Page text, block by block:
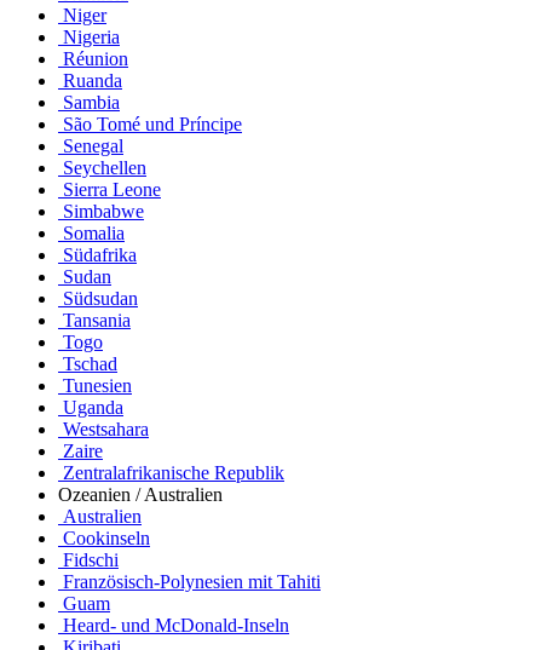
Niger
Nigeria
Réunion
Ruanda
Sambia
São Tomé und Príncipe
Senegal
Seychellen
Sierra Leone
Simbabwe
Somalia
Südafrika
Sudan
Südsudan
Tansania
Togo
Tschad
Tunesien
Uganda
Westsahara
Zaire
Zentralafrikanische Republik
Ozeanien / Australien
Australien
Cookinseln
Fidschi
Französisch-Polynesien mit Tahiti
Guam
Heard- und McDonald-Inseln